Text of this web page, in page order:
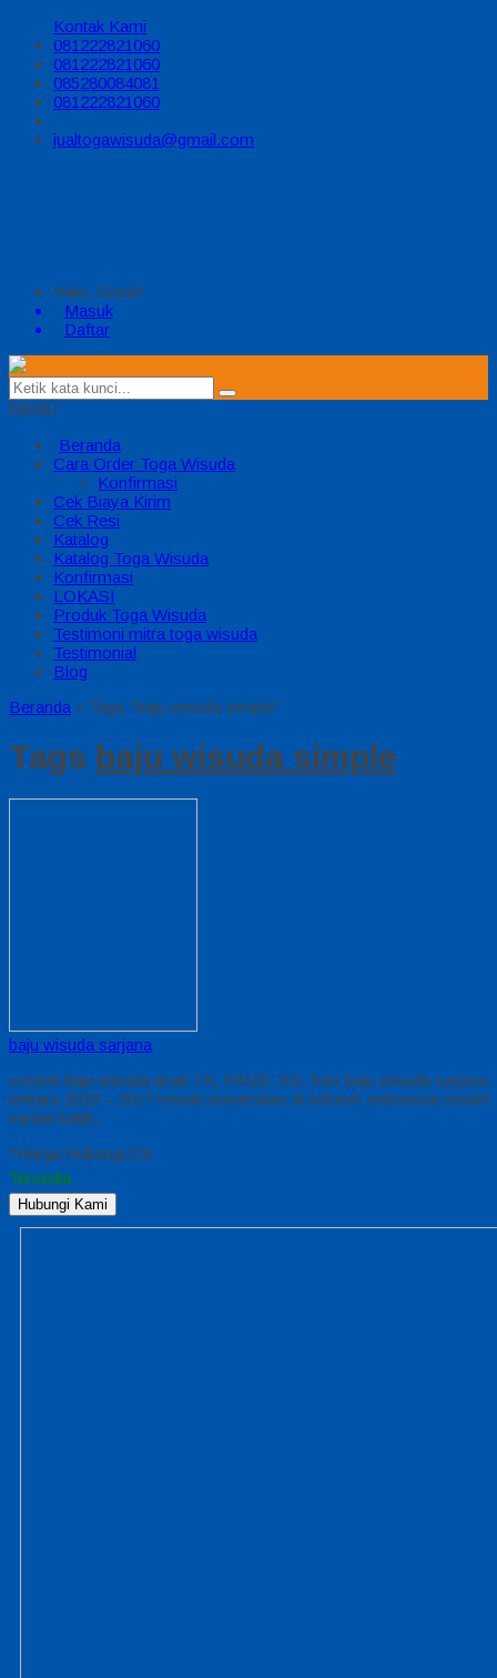
Kontak Kami
081222821060
081222821060
085280084081
081222821060
jualtogawisuda@gmail.com
Halo, Guest!
Masuk
Daftar
MENU
Beranda
Cara Order Toga Wisuda
Konfirmasi
Cek Biaya Kirim
Cek Resi
Katalog
Katalog Toga Wisuda
Konfirmasi
LOKASI
Produk Toga Wisuda
Testimoni mitra toga wisuda
Testimonial
Blog
Beranda » Tags "baju wisuda simple"
Tags baju wisuda simple
baju wisuda sarjana
contoh baju wisuda anak TK, PAUD, SD, foto baju wisuda sarjana
terbaru 2016 – 2017 murah universitas di seluruh Indonesia model
variasi batik,
*Harga Hubungi CS
Tersedia
Hubungi Kami